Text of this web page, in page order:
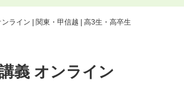
ライン | 関東・甲信越 | 高3生・高卒生
義 オンライン